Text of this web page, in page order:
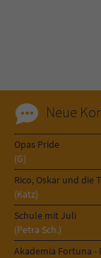
Neue
Opas Pride
(G)
Rico, Oskar und die
(Katz)
Schule mit Juli
(Petra Sch.)
Akademia Fortuna -
Zweck
Name
Anbieter
Laufzeit